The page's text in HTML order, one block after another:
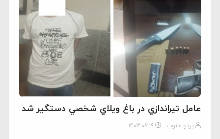
عامل تيراندازي در باغ ويلاي شخصي دستگير شد
پرتو جنوب ۱۴۰۳-۰۶-۱۹